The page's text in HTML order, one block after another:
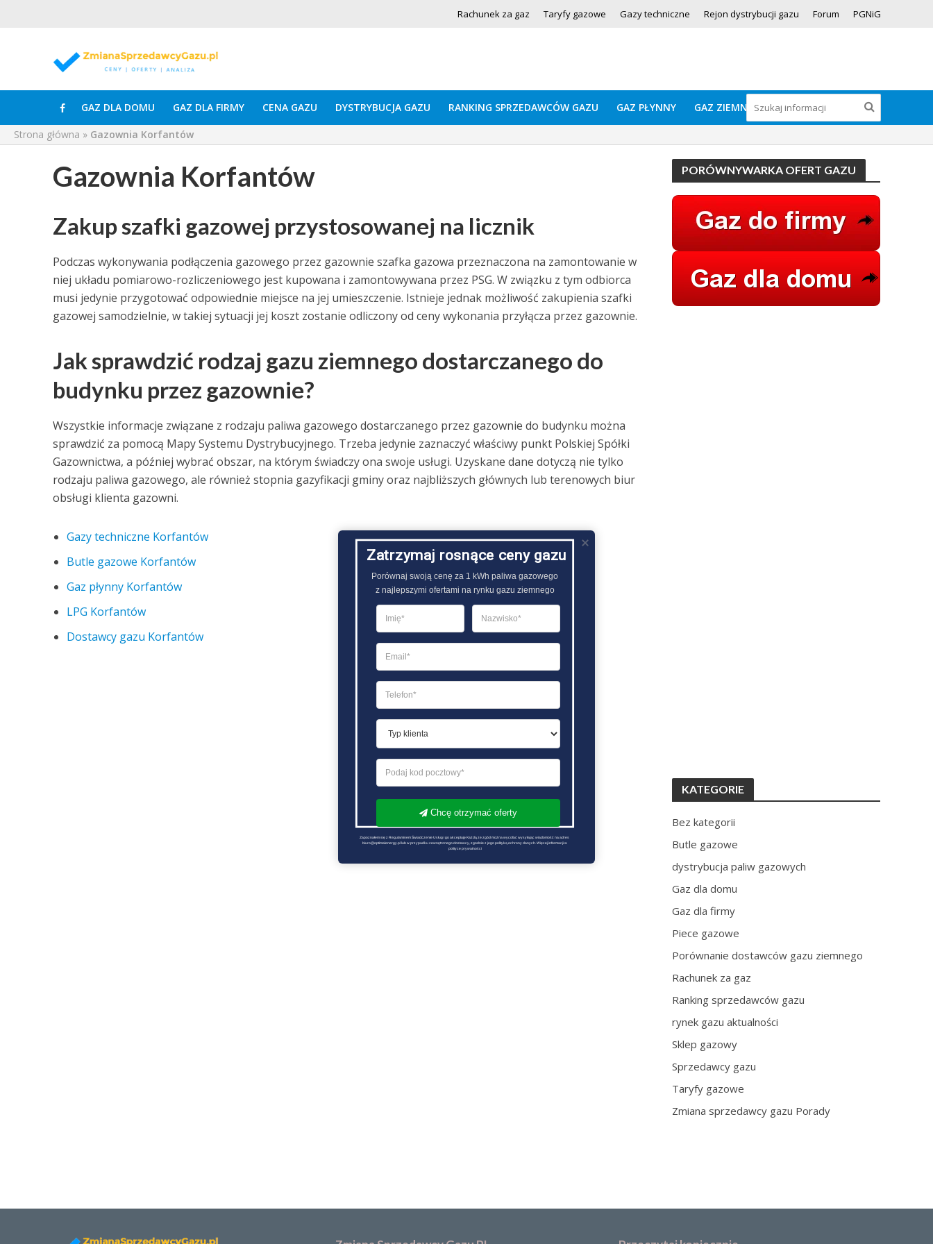
Rachunek za gaz Taryfy gazowe Gazy techniczne Rejon dystrybucji gazu Forum PGNiG
GAZ DLA DOMU GAZ DLA FIRMY CENA GAZU DYSTRYBUCJA GAZU RANKING SPRZEDAWCÓW GAZU GAZ PŁYNNY GAZ ZIEMNY
Strona główna » Gazownia Korfantów
Gazownia Korfantów
Zakup szafki gazowej przystosowanej na licznik
Podczas wykonywania podłączenia gazowego przez gazownie szafka gazowa przeznaczona na zamontowanie w
niej układu pomiarowo-rozliczeniowego jest kupowana i zamontowywana przez PSG. W związku z tym odbiorca
musi jedynie przygotować odpowiednie miejsce na jej umieszczenie. Istnieje jednak możliwość zakupienia szafki
gazowej samodzielnie, w takiej sytuacji jej koszt zostanie odliczony od ceny wykonania przyłącza przez gazownie.
Jak sprawdzić rodzaj gazu ziemnego dostarczanego do
budynku przez gazownie?
Wszystkie informacje związane z rodzaju paliwa gazowego dostarczanego przez gazownie do budynku można
sprawdzić za pomocą Mapy Systemu Dystrybucyjnego. Trzeba jedynie zaznaczyć właściwy punkt Polskiej Spółki
Gazownictwa, a później wybrać obszar, na którym świadczy ona swoje usługi. Uzyskane dane dotyczą nie tylko
rodzaju paliwa gazowego, ale również stopnia gazyfikacji gminy oraz najbliższych głównych lub terenowych biur
obsługi klienta gazowni.
Gazy techniczne Korfantów
Butle gazowe Korfantów
Gaz płynny Korfantów
LPG Korfantów
Dostawcy gazu Korfantów
PORÓWNYWARKA OFERT GAZU
KATEGORIE
Bez kategorii
Butle gazowe
dystrybucja paliw gazowych
Gaz dla domu
Gaz dla firmy
Piece gazowe
Porównanie dostawców gazu ziemnego
Rachunek za gaz
Ranking sprzedawców gazu
rynek gazu aktualności
Sklep gazowy
Sprzedawcy gazu
Taryfy gazowe
Zmiana sprzedawcy gazu Porady
Zatrzymaj rosnące ceny gazu
Porównaj swoją cenę za 1 kWh paliwa gazowego
z najlepszymi ofertami na rynku gazu ziemnego
Chcę otrzymać oferty
Zapoznałem się z Regulaminem Świadczenie Usług i go akceptuję Każdą ze zgód można wycofać wysyłając wiadomość na adres
biuro@optimalenergy.pl lub w przypadku zewnętrznego dostawcy, zgodnie z jego polityką ochrony danych. Więcej informacji w
polityce prywatności